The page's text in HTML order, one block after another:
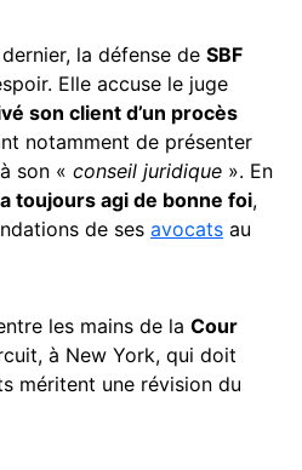
la défense de SBF
Elle accuse le juge
son client d’un procès
notamment de présenter
son « conseil juridique ». En
toujours agi de bonne foi,
de ses avocats au
les mains de la Cour
à New York, qui doit
méritent une révision du